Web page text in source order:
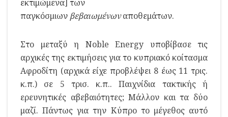
εκτιμώμενα] των
παγκόσμιων βεβαιωμένωναποθεμάτων.
Στο μεταξύ η Noble Energy υποβίβασε τις
αρχικές της εκτιμήσεις για το κυπριακό κοίτασμα
Αφροδίτη (αρχικά είχε προβλέψει 8 έως 11 τρις.
κ.π.) σε 5 τρισ. κ.π.. Παιχνίδια τακτικής ή
ερευνητικές αβεβαιότητες; Μάλλον και τα δύο
μαζί. Πάντως για την Κύπρο το μέγεθος αυτό